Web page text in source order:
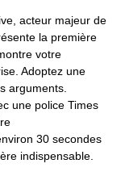
acteur majeur de
la première
votre
Adoptez une
arguments.
une police Times
30 secondes
indispensable.